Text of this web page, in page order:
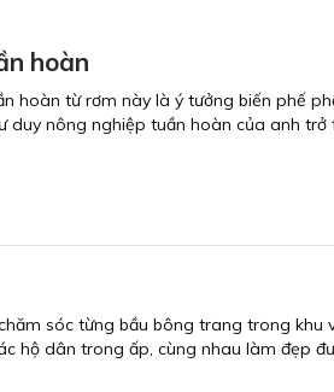
hoàn
hoàn từ rơm này là ý tưởng biến phế
duy nông nghiệp tuần hoàn của anh
sóc từng bầu bông trang trong khu
hộ dân trong ấp, cùng nhau làm đẹp